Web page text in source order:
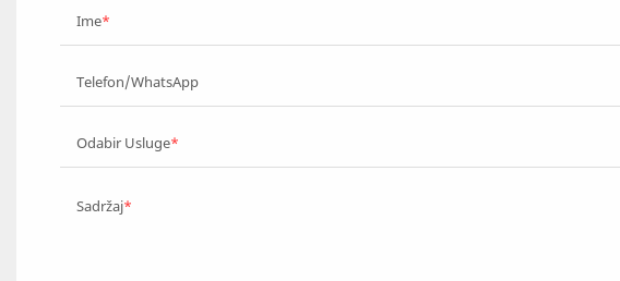
Ime
Telefon/WhatsApp
Odabir Usluge
Sadržaj